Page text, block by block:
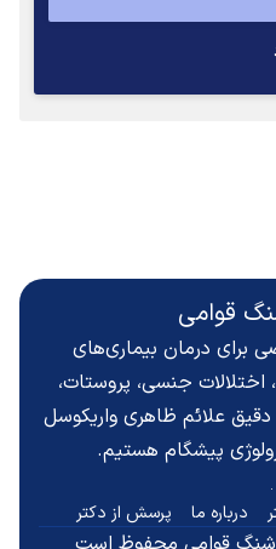
قوامی
برای درمان بیماری‌های
اختلالات جنسی، پروستات،
دقیقعلائم ظاهری واریکوسل
پیشگام هستیم.
درباره ما پرسش از دکتر